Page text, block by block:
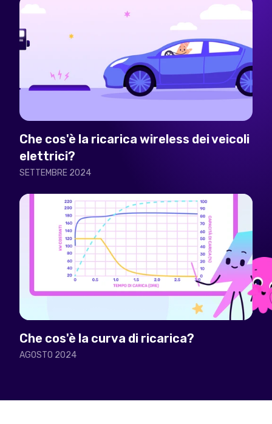
Che cos'è la ricarica wireless dei veicoli
elettrici?
SETTEMBRE 2024
Che cos'è la curva di ricarica?
AGOSTO 2024